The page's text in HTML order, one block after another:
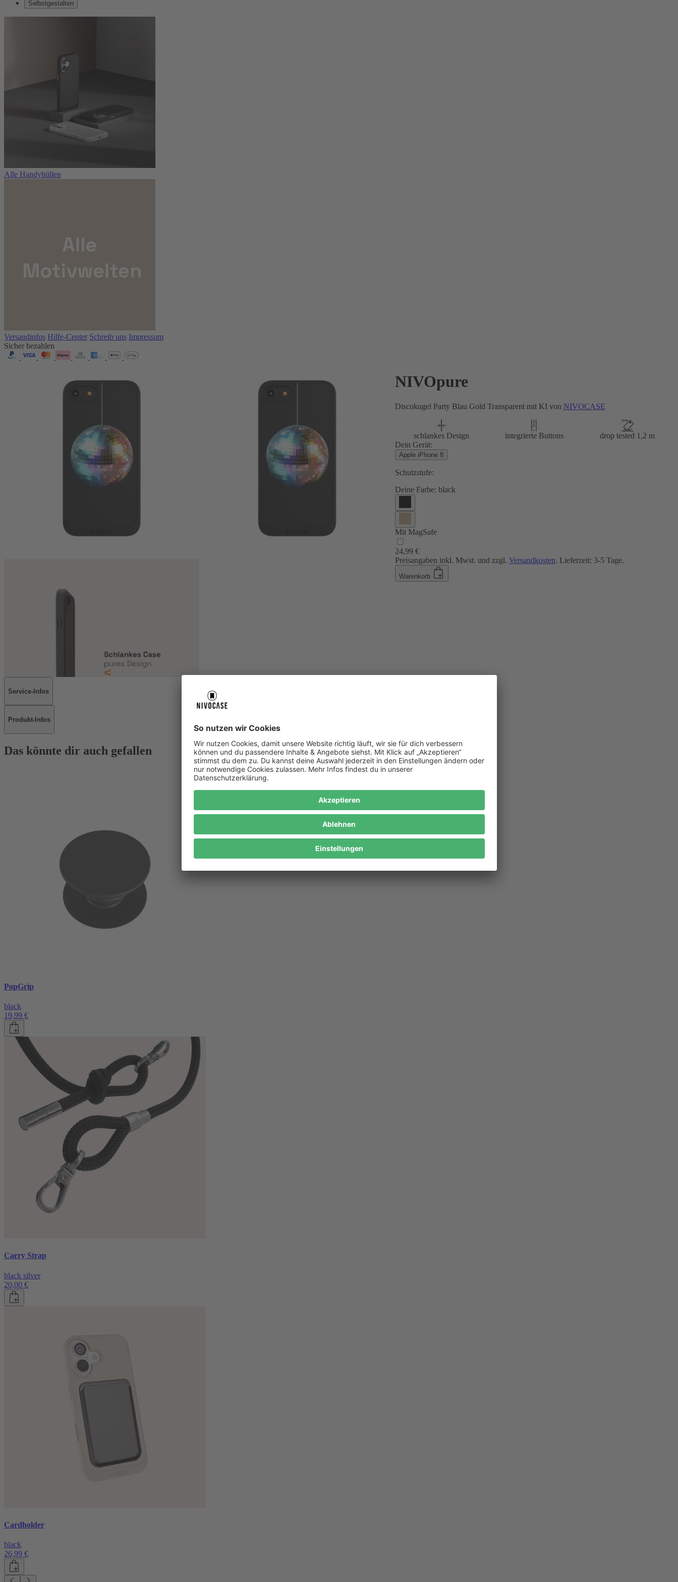
Selbstgestalten
Alle Handyhüllen
Versandinfos Hilfe-Center Schreib uns Impressum
Sicher bezahlen
NIVOpure
Discokugel Party Blau Gold Transparent mit KI von NIVOCASE
schlankes Design integrierte Buttons
drop tested 1,2 m
Dein Gerät:
Apple iPhone 8
Schutzstufe:
Deine Farbe: black
Mit MagSafe
24,99 €
Preisangaben inkl. Mwst. und zzgl. Versandkosten. Lieferzeit: 3-5 Tage.
Warenkorb
Service-Infos
Produkt-Infos
Das könnte dir auch gefallen
PopGrip
black
19,99 €
Carry Strap
black silver
20,00 €
Cardholder
black
26,99 €